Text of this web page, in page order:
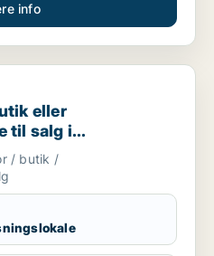
info
undervisningslokale til salg i
eller
til salg i
eller Fyn
/ butik /